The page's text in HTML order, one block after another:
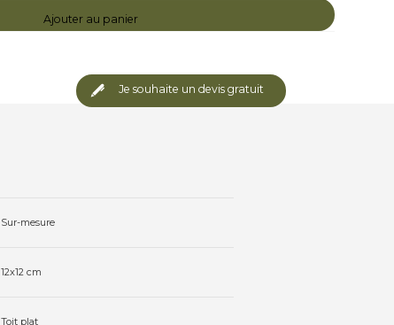
Ajouter au panier
Je souhaite un devis gratuit
Sur-mesure
12x12 cm
Toit plat